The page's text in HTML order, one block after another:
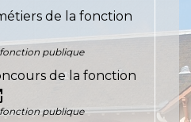
de la fonction
publique
de la fonction
publique